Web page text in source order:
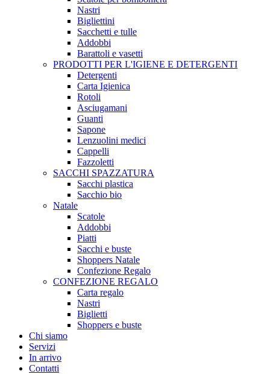
Nastri
Bigliettini
Sacchetti e tulle
Addobbi
Barattoli e vasetti
PRODOTTI PER L'IGIENE E DETERGENTI
Detergenti
Carta Igienica
Rotoli
Asciugamani
Guanti
Sapone
Lenzuolini medici
Cappelli
Fazzoletti
SACCHI SPAZZATURA
Sacchi plastica
Sacchio bio
Natale
Scatole
Addobbi
Piatti
Sacchi e buste
Shoppers Natale
Confezione Regalo
CONFEZIONE REGALO
Carta regalo
Nastri
Biglietti
Shoppers e buste
Chi siamo
Servizi
In arrivo
Contatti